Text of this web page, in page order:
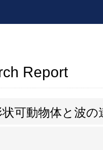
Report
可動物体と波